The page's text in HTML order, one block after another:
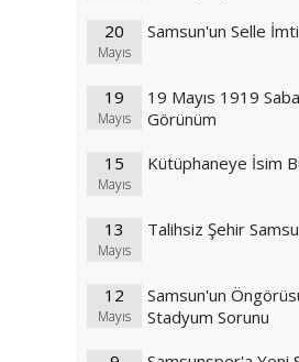
20
Mayıs
Samsun'un Selle
19
Mayıs
19 Mayıs 1919
Görünüm
15
Mayıs
Kütüphaneye İsim
13
Mayıs
Talihsiz Şehir
12
Mayıs
Samsun'un
Stadyum Sorunu